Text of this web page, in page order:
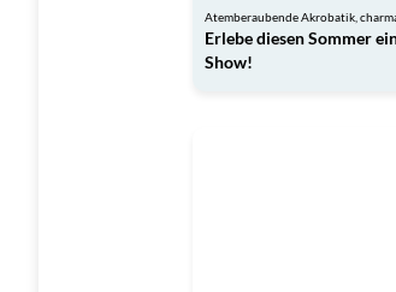
Erlebe diesen Sommer
Show!